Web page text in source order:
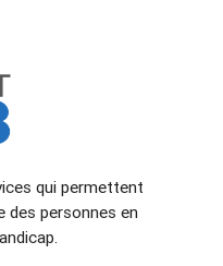
qui permettent
des personnes en